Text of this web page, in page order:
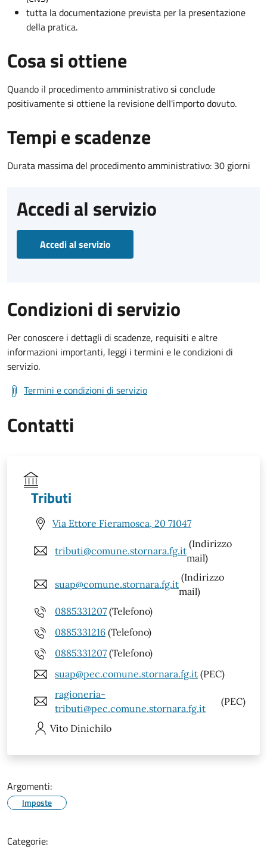
tutta la documentazione prevista per la presentazione
della pratica.
Cosa si ottiene
Quando il procedimento amministrativo si conclude
positivamente si ottiene la revisione dell'importo dovuto.
Tempi e scadenze
Durata massima del procedimento amministrativo: 30 giorni
Accedi al servizio
Accedi al servizio
Condizioni di servizio
Per conoscere i dettagli di scadenze, requisiti e altre
informazioni importanti, leggi i termini e le condizioni di
servizio.
Termini e condizioni di servizio
Contatti
Tributi
Via Ettore Fieramosca, 20 71047
tributi@comune.stornara.fg.it
(Indirizzo
mail)
suap@comune.stornara.fg.it
(Indirizzo
mail)
0885331207 (Telefono)
0885331216 (Telefono)
0885331207 (Telefono)
suap@pec.comune.stornara.fg.it (PEC)
ragioneria-
tributi@pec.comune.stornara.fg.it
(PEC)
Vito Dinichilo
Argomenti:
Imposte
Categorie: